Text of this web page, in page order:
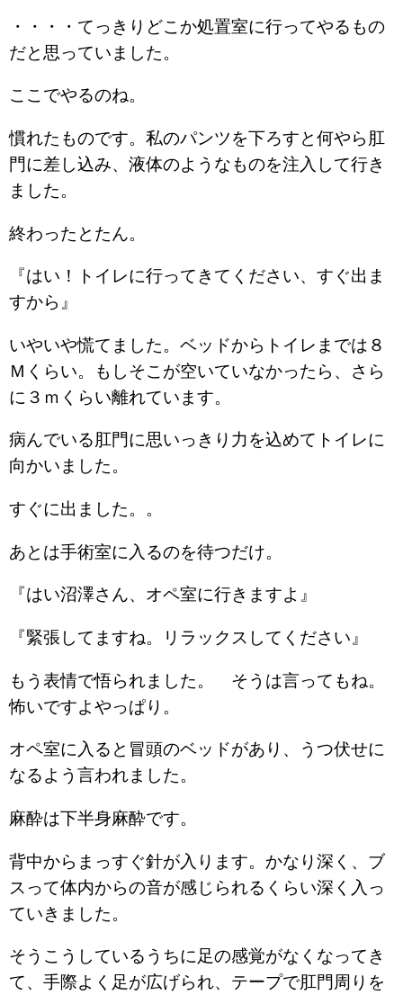
・・・・てっきりどこか処置室に行ってやるもの
だと思っていました。
ここでやるのね。
慣れたものです。私のパンツを下ろすと何やら肛
門に差し込み、液体のようなものを注入して行き
ました。
終わったとたん。
『はい！トイレに行ってきてください、すぐ出ま
すから』
いやいや慌てました。ベッドからトイレまでは８
Ｍくらい。もしそこが空いていなかったら、さら
に３ｍくらい離れています。
病んでいる肛門に思いっきり力を込めてトイレに
向かいました。
すぐに出ました。。
あとは手術室に入るのを待つだけ。
『はい沼澤さん、オペ室に行きますよ』
『緊張してますね。リラックスしてください』
もう表情で悟られました。 そうは言ってもね。
怖いですよやっぱり。
オペ室に入ると冒頭のベッドがあり、うつ伏せに
なるよう言われました。
麻酔は下半身麻酔です。
背中からまっすぐ針が入ります。かなり深く、ブ
スって体内からの音が感じられるくらい深く入っ
ていきました。
そうこうしているうちに足の感覚がなくなってき
て、手際よく足が広げられ、テープで肛門周りを